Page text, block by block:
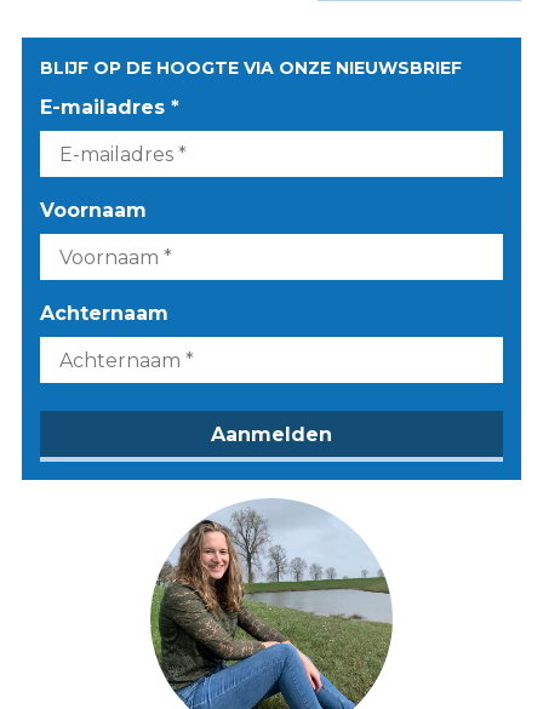
BLIJF OP DE HOOGTE VIA ONZE NIEUWSBRIEF
E-mailadres *
Voornaam
Achternaam